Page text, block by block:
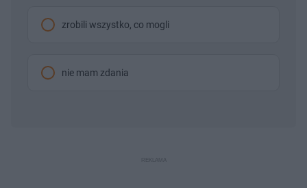
zrobili wszystko, co mogli
nie mam zdania